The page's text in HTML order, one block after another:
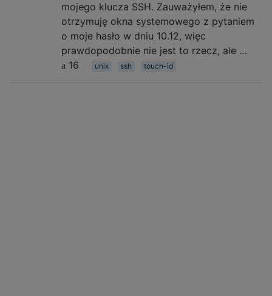
mojego klucza SSH. Zauważyłem, że nie
otrzymuję okna systemowego z pytaniem
o moje hasło w dniu 10.12, więc
prawdopodobnie nie jest to rzecz, ale …
16
unix ssh touch-id